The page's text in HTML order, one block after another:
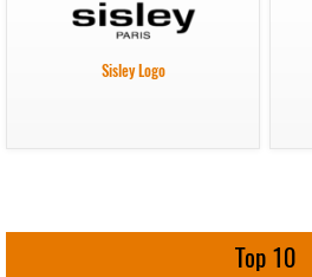
Sisley Logo
Top 10